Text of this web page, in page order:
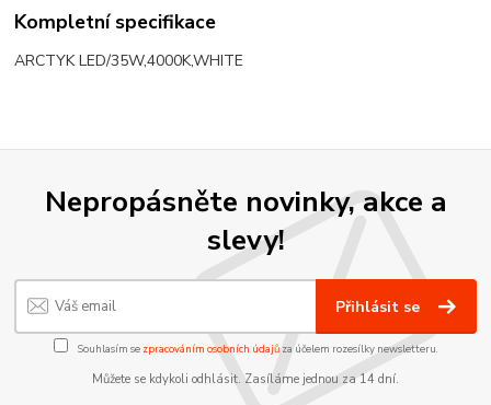
Kompletní specifikace
ARCTYK LED/35W,4000K,WHITE
Nepropásněte novinky, akce a
slevy!
Přihlásit se
Souhlasím se zpracováním osobních údajůza účelem rozesílky newsletteru.
Můžete se kdykoli odhlásit. Zasíláme jednou za 14 dní.